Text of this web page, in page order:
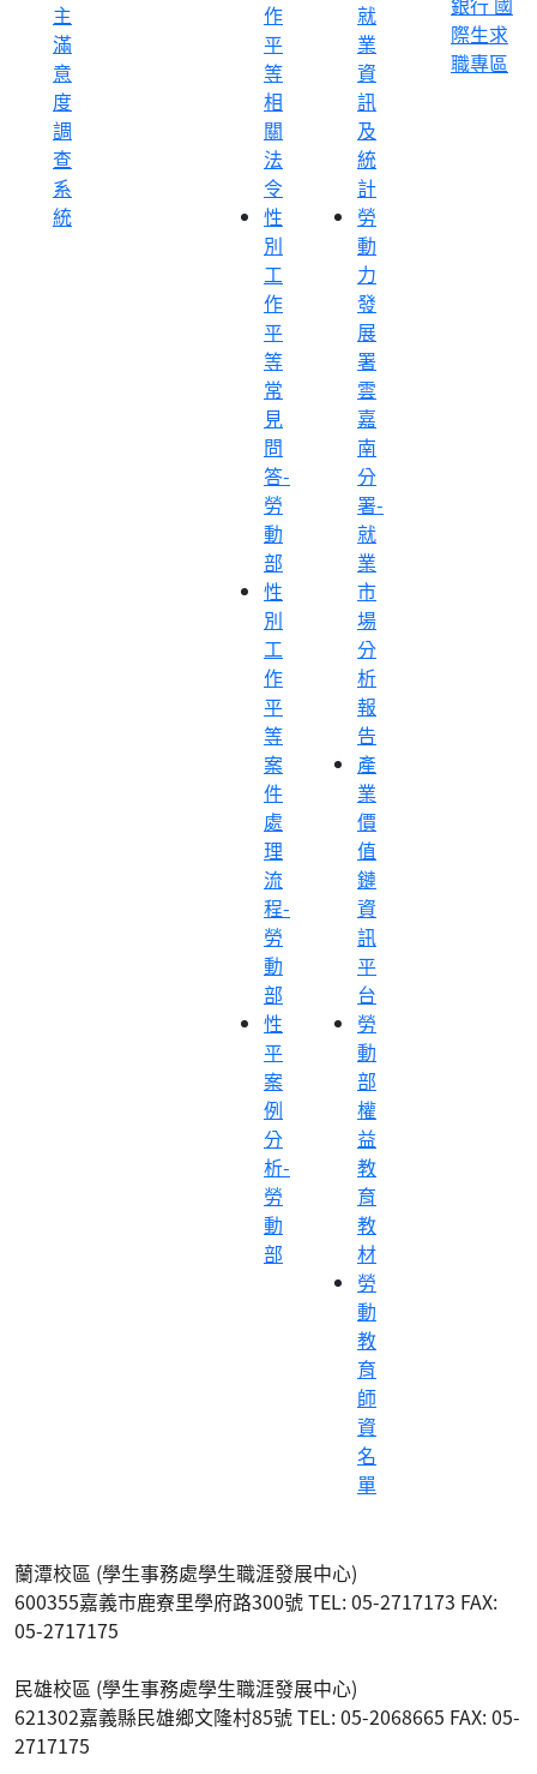
主
滿
意
度
調
查
系
統
作
平
等
相
關
法
令
性
別
工
作
平
等
常
見
問
答-
勞
動
部
性
別
工
作
平
等
案
件
處
理
流
程-
勞
動
部
性
平
案
例
分
析-
勞
動
部
就
業
資
訊
及
統
計
勞
動
力
發
展
署
雲
嘉
南
分
署-
就
業
市
場
分
析
報
告
產
業
價
值
鏈
資
訊
平
台
勞
動
部
權
益
教
育
教
材
勞
動
教
育
師
資
名
單
際生求
職專區
蘭潭校區 (學生事務處學生職涯發展中心)
600355嘉義市鹿寮里學府路300號 TEL: 05-2717173 FAX:
05-2717175
民雄校區 (學生事務處學生職涯發展中心)
621302嘉義縣民雄鄉文隆村85號 TEL: 05-2068665 FAX: 05-
2717175